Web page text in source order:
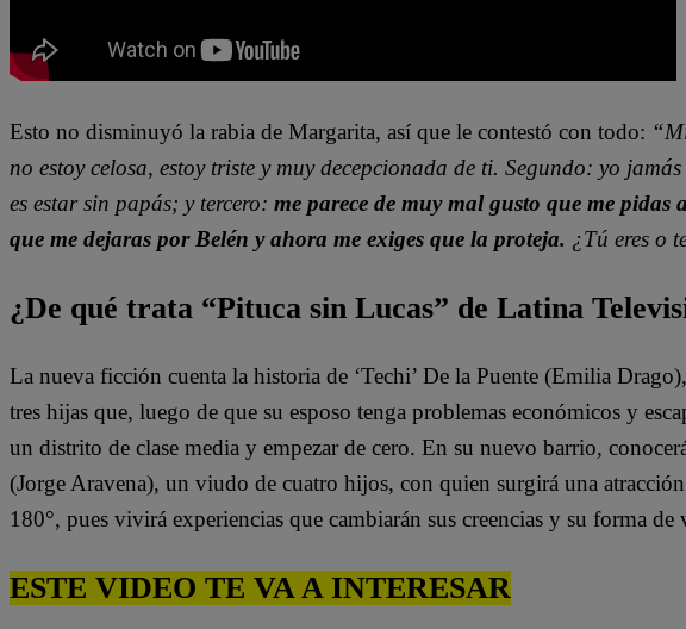
Esto no disminuyó la rabia de Margarita, así que le contestó con todo:
no estoy celosa, estoy triste y muy decepcionada de ti. Segundo: yo
es estar sin papás; y tercero: me parece de muy mal gusto que me pidas
que me dejaras por Belén y ahora me exiges que la proteja. ¿Tú eres o
¿De qué trata “Pituca sin Lucas” de Latina
La nueva ficción cuenta la historia de ‘Techi’ De la Puente (Emilia
tres hijas que, luego de que su esposo tenga problemas económicos y
un distrito de clase media y empezar de cero. En su nuevo barrio,
(Jorge Aravena), un viudo de cuatro hijos, con quien surgirá una
180°, pues vivirá experiencias que cambiarán sus creencias y su forma de
ESTE VIDEO TE VA A INTERESAR